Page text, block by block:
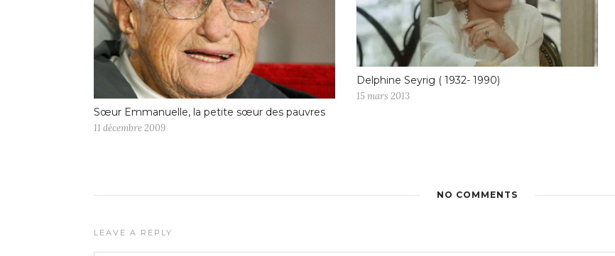
Sœur Emmanuelle, la petite sœur des pauvres
11 décembre 2009
Delphine Seyrig ( 1932- 1990)
15 mars 2013
NO COMMENTS
LEAVE A REPLY